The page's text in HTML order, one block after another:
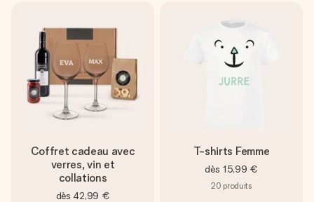
Coffret cadeau avec
verres, vin et
collations
dès 42,99 €
T-shirts Femme
dès 15,99 €
20 produits